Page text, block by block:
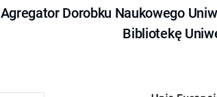
Agregator Dorobku Naukowego
Bibliotekę